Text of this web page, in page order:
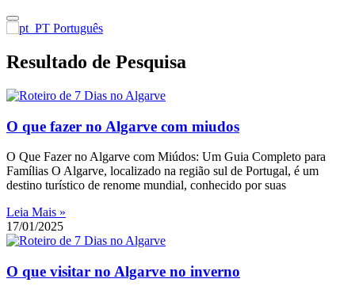
Português
Resultado de Pesquisa
O que fazer no Algarve com miudos
O Que Fazer no Algarve com Miúdos: Um Guia Completo para
Famílias O Algarve, localizado na região sul de Portugal, é um
destino turístico de renome mundial, conhecido por suas
Leia Mais »
17/01/2025
O que visitar no Algarve no inverno